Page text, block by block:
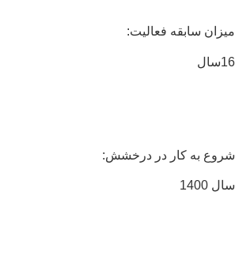
سابقه فعالیت:
به کار در درخشش:
1400